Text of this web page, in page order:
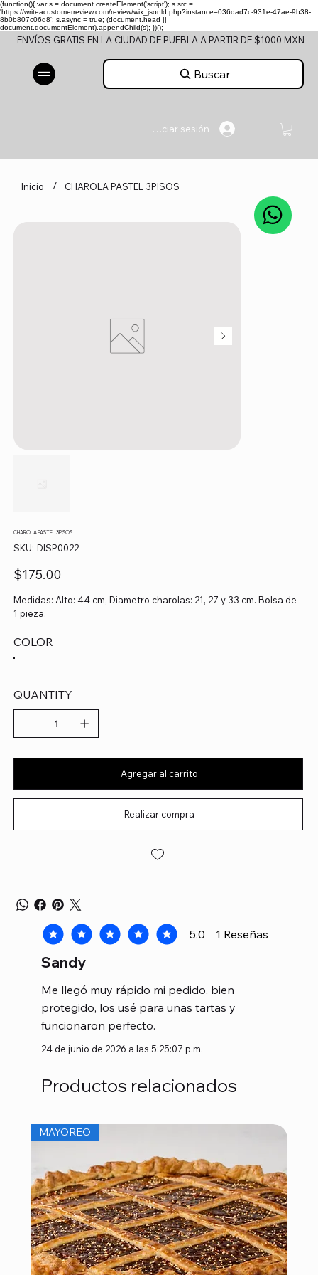
(function(){ var s = document.createElement('script'); s.src =
'https://writeacustomerreview.com/review/wix_jsonld.php?instance=036dad7c-931e-47ae-9b38-
8b0b807c06d8'; s.async = true; (document.head ||
document.documentElement).appendChild(s); })();
ENVÍOS GRATIS EN LA CIUDAD DE PUEBLA A PARTIR DE $1000 MXN
Buscar
Iniciar sesión
Inicio / CHAROLA PASTEL 3PISOS
CHAROLA PASTEL 3PISOS
SKU: SKU
DISP0022
DISP0022
Precio
$175.00
Medidas: Alto: 44 cm, Diametro charolas: 21, 27 y 33 cm. Bolsa de
1 pieza.
COLOR
QUANTITY
Agregar al carrito
Realizar compra
5.0 1 Reseñas
la calificación promedio es 5 de 5, basada en 1
Sandy
Me llegó muy rápido mi pedido, bien
protegido, los usé para unas tartas y
funcionaron perfecto.
24 de junio de 2026 a las 5:25:07 p.m.
Productos relacionados
MAYOREO